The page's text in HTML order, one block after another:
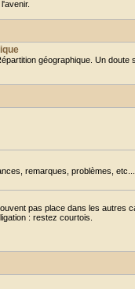
géographique. Un doute
remarques, problèmes,
pas place dans les autres
: restez courtois.